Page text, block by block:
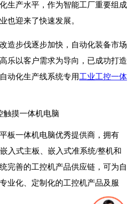
生产水平，作为智能工厂重要组成
也迎来了快速发展。
造步伐逐步加快，自动化装备市场
乐以客户需求为导向，已成功打造
动化生产线系统专用 工业工控一体
板一体机电脑优秀提供商，拥有
入式主板、嵌入式准系统/整机和
完善的工控机产品供应链，可为自
业化、定制化的工控机产品及服